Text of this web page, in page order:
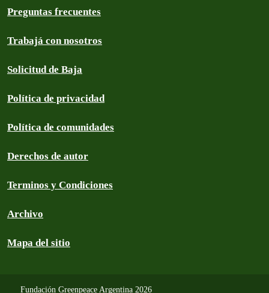
Preguntas frecuentes
Trabajá con nosotros
Solicitud de Baja
Política de privacidad
Política de comunidades
Derechos de autor
Terminos y Condiciones
Archivo
Mapa del sitio
Fundación Greenpeace Argentina 2026